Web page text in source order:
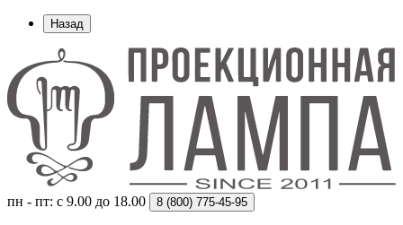
Назад
пн - пт: с 9.00 до 18.00 8 (800) 775-45-95